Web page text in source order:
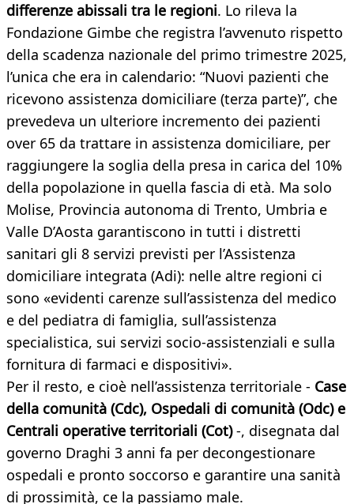
differenze abissali tra le regioni. Lo rileva la
Fondazione Gimbe che registra l’avvenuto rispetto
della scadenza nazionale del primo trimestre 2025,
l’unica che era in calendario: “Nuovi pazienti che
ricevono assistenza domiciliare (terza parte)”, che
prevedeva un ulteriore incremento dei pazienti
over 65 da trattare in assistenza domiciliare, per
raggiungere la soglia della presa in carica del 10%
della popolazione in quella fascia di età. Ma solo
Molise, Provincia autonoma di Trento, Umbria e
Valle D’Aosta garantiscono in tutti i distretti
sanitari gli 8 servizi previsti per l’Assistenza
domiciliare integrata (Adi): nelle altre regioni ci
sono «evidenti carenze sull’assistenza del medico
e del pediatra di famiglia, sull’assistenza
specialistica, sui servizi socio-assistenziali e sulla
fornitura di farmaci e dispositivi».
Per il resto, e cioè nell’assistenza territoriale - Case
della comunità (Cdc), Ospedali di comunità (Odc) e
Centrali operative territoriali (Cot)-, disegnata dal
governo Draghi 3 anni fa per decongestionare
ospedali e pronto soccorso e garantire una sanità
di prossimità, ce la passiamo male.